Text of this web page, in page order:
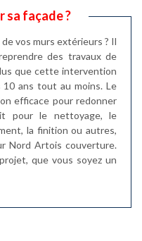
sa façade ?
vos murs extérieurs ? Il
des travaux de
que cette intervention
ans tout au moins. Le
efficace pour redonner
pour le nettoyage, le
la finition ou autres,
Nord Artois couverture.
que vous soyez un